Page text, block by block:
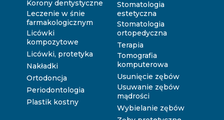
Korony dentystyczne
Leczenie w śnie
farmakologicznym
Licówki
kompozytowe
Licówki, protetyka
Nakładki
Ortodoncja
Periodontologia
Plastik kostny
Stomatologia
estetyczna
Stomatologia
ortopedyczna
Terapia
Tomografia
komputerowa
Usunięcie zębów
Usuwanie zębów
mądrości
Wybielanie zębów